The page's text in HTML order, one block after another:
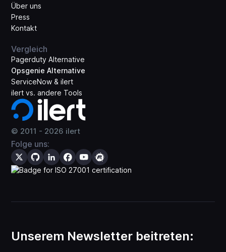
© 2011 - 2026 ilert
Folge uns:
Über uns
Press
Kontakt
Vergleich
Pagerduty Alternative
Opsgenie Alternative
ServiceNow & ilert
ilert vs. andere Tools
Unserem Newsletter beitreten: